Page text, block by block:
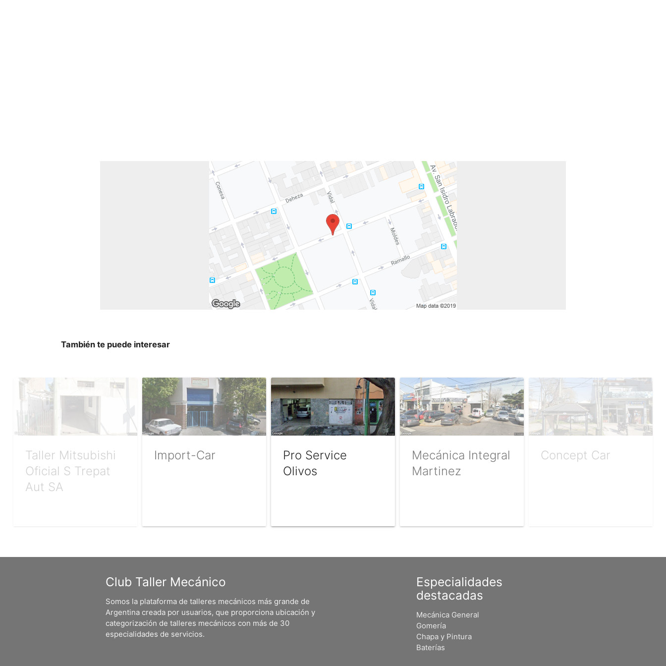
También te puede interesar
Pro Service
Olivos
Mecánica Integral
Martinez
Concept Car
Taller Mitsubishi
Oficial S Trepat
Aut SA
Import-Car
Club Taller Mecánico
Somos la plataforma de talleres mecánicos más grande de
Argentina creada por usuarios, que proporciona ubicación y
categorización de talleres mecánicos con más de 30
especialidades de servicios.
Especialidades
destacadas
Mecánica General
Gomería
Chapa y Pintura
Baterías